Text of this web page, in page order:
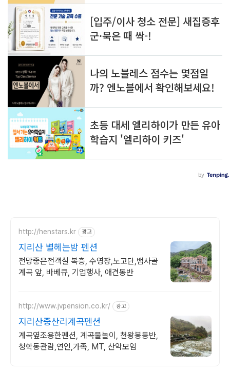
http://henstars.kr 광고
지리산 별헤는밤 펜션
전망좋은전객실 복층, 수영장,노고단,뱀사골
계곡 앞, 바베큐, 기업행사, 애견동반
http://www.jvpension.co.kr/ 광고
지리산중산리계곡펜션
계곡옆조용한펜션, 계곡물놀이, 천왕봉등반,
청학동관람,연인,가족, MT, 산악모임